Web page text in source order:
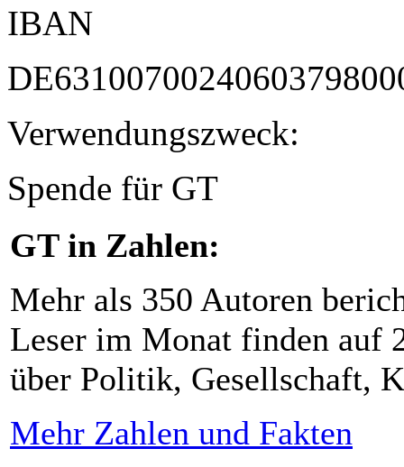
IBAN
Verwendungszweck:
Spende für GT
GT in Zahlen:
Mehr als 350 Autoren
Leser im Monat finden auf
über Politik, Gesellschaft,
Mehr Zahlen und Fakten